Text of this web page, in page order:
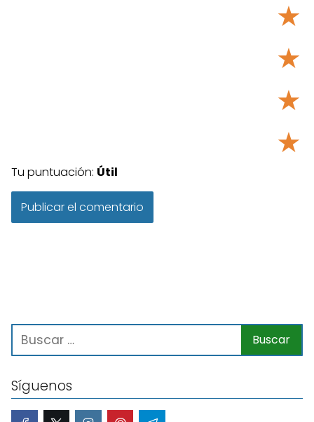
★
★
★
★
Tu puntuación: Útil
Síguenos